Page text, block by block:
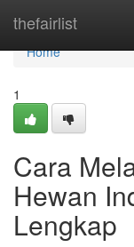
thefairlist
Home
Home
1
Cara
Hewan
Lengkap